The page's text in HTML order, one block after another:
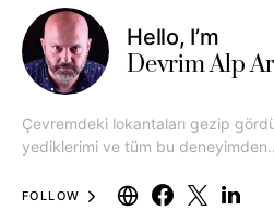
Hello, I’m
Devrim Alp
Çevremdeki lokantaları gezip
yediklerimi ve tüm bu
FOLLOW